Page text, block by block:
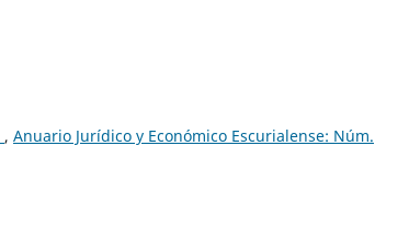
, Anuario Jurídico y Económico Escurialense: Núm.